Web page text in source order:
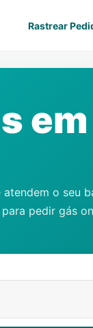
Rastrear
em
o seu
pedir gás